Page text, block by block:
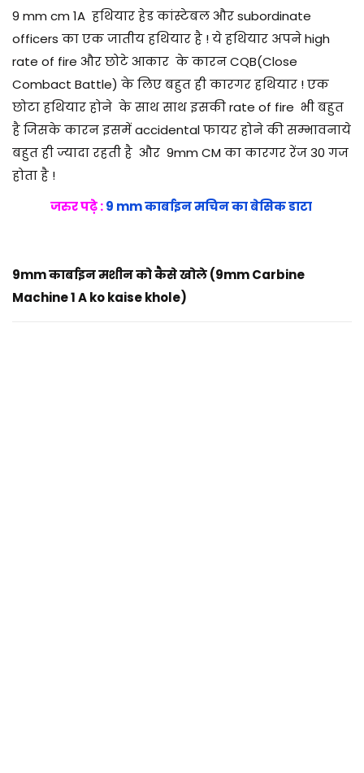
9 mm cm 1A हथियार हेड कांस्टेबल और subordinate
officers का एक जातीय हथियार है ! ये हथियार अपने high
rate of fire और छोटे आकार के कारन CQB(Close
Combact Battle) के लिए बहुत ही कारगर हथियार ! एक
छोटा हथियार होने के साथ साथ इसकी rate of fire भी बहुत
है जिसके कारन इसमें accidental फायर होने की सम्भावनाये
बहुत ही ज्यादा रहती है और 9mm CM का कारगर रेंज 30 गज
होता है !
जरुर पढ़े :9 mm कार्बाइन मचिन का बेसिक डाटा
9mm कार्बाइन मशीन को कैसे खोले (9mm Carbine
Machine 1 A ko kaise khole)